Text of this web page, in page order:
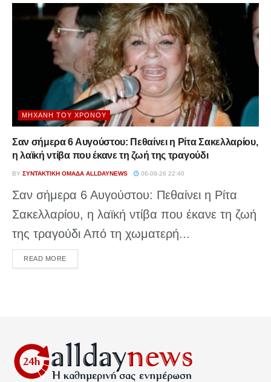
ΜΗΧΑΝΉ ΤΟΥ ΧΡΌΝΟΥ
Σαν σήμερα 6 Αυγούστου: Πεθαίνει η Ρίτα Σακελλαρίου,
η λαϊκή ντίβα που έκανε τη ζωή της τραγούδι
BY ΣΥΝΤΑΚΤΙΚΉ ΟΜΆΔΑ ALLDAYNEWS 06-08-26 22:40
Σαν σήμερα 6 Αυγούστου: Πεθαίνει η Ρίτα
Σακελλαρίου, η λαϊκή ντίβα που έκανε τη ζωή
της τραγούδι Από τη χωματερή...
READ MOREDETAILS